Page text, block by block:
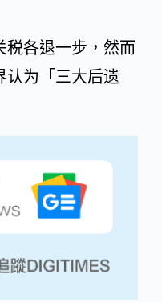
税各退一步，然而
认为「三大后遗